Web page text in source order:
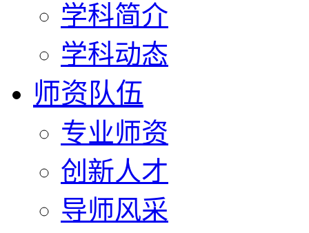
学科简介
学科动态
师资队伍
专业师资
创新人才
导师风采